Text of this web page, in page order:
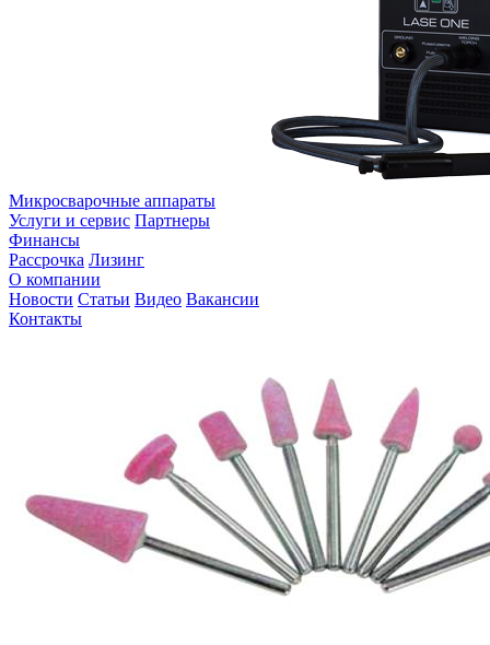
Микросварочные аппараты
Услуги и сервис Партнеры
Финансы
Рассрочка Лизинг
О компании
Новости Статьи Видео Вакансии
Контакты